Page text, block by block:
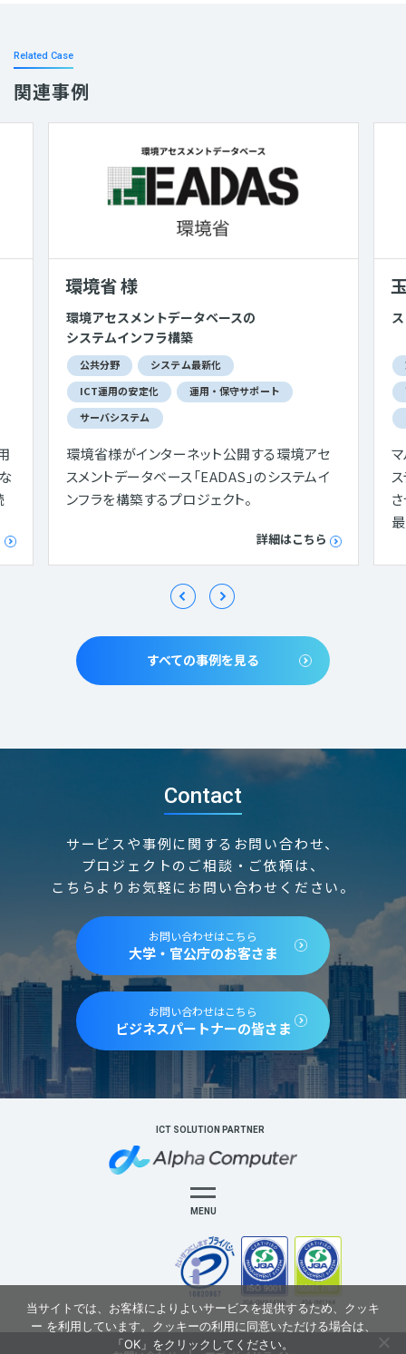
Related Case
関連事例
環境省 様
環境アセスメントデータベースの
システムインフラ構築
公共分野
システム最新化
ICT運用の安定化
運用・保守サポート
サーバシステム
環境省様がインターネット公開する環境アセ
スメントデータベース「EADAS」のシステムイ
ンフラを構築するプロジェクト。
詳細はこちら
すべての事例を見る
Contact
サービスや事例に関するお問い合わせ、
プロジェクトのご相談・ご依頼は、
こちらよりお気軽にお問い合わせください。
お問い合わせはこちら
大学・官公庁のお客さま
お問い合わせはこちら
ビジネスパートナーの皆さま
ICT SOLUTION PARTNER
MENU
当サイトでは、お客様によりよいサービスを提供するため、クッキ
ー を利用しています。クッキーの利用に同意いただける場合は、
「OK」をクリックしてください。